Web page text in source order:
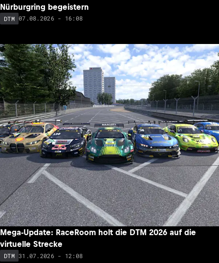
Nürburgring begeistern
DTM 07.08.2026 - 16:08
Mega-Update: RaceRoom holt die DTM 2026 auf die
virtuelle Strecke
DTM 31.07.2026 - 12:08